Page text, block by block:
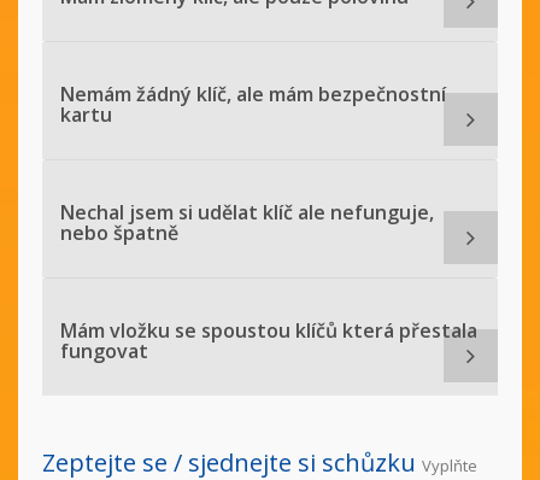
Nemám žádný klíč, ale mám bezpečnostní
kartu
Nechal jsem si udělat klíč ale nefunguje,
nebo špatně
Mám vložku se spoustou klíčů která přestala
fungovat
Zeptejte se / sjednejte si schůzku Vyplňte